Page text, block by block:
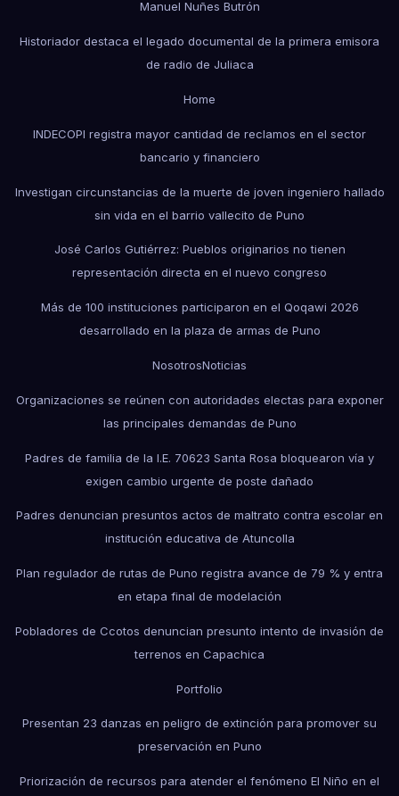
Manuel Nuñes Butrón
Historiador destaca el legado documental de la primera emisora
de radio de Juliaca
Home
INDECOPI registra mayor cantidad de reclamos en el sector
bancario y financiero
Investigan circunstancias de la muerte de joven ingeniero hallado
sin vida en el barrio vallecito de Puno
José Carlos Gutiérrez: Pueblos originarios no tienen
representación directa en el nuevo congreso
Más de 100 instituciones participaron en el Qoqawi 2026
desarrollado en la plaza de armas de Puno
NosotrosNoticias
Organizaciones se reúnen con autoridades electas para exponer
las principales demandas de Puno
Padres de familia de la I.E. 70623 Santa Rosa bloquearon vía y
exigen cambio urgente de poste dañado
Padres denuncian presuntos actos de maltrato contra escolar en
institución educativa de Atuncolla
Plan regulador de rutas de Puno registra avance de 79 % y entra
en etapa final de modelación
Pobladores de Ccotos denuncian presunto intento de invasión de
terrenos en Capachica
Portfolio
Presentan 23 danzas en peligro de extinción para promover su
preservación en Puno
Priorización de recursos para atender el fenómeno El Niño en el